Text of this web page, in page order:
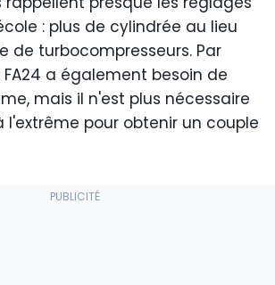
: plus de cylindrée au lieu
de turbocompresseurs. Par
a également besoin de
mais il n'est plus nécessaire
l'extrême pour obtenir un couple